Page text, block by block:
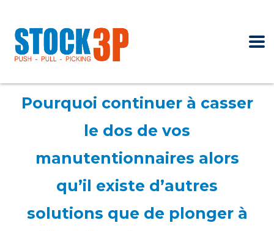
Pourquoi continuer à casser
le dos de vos
manutentionnaires alors
qu’il existe d’autres
solutions que de plonger à